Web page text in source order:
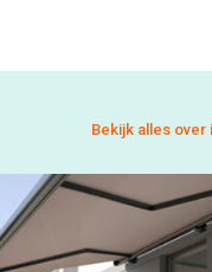
Bekijk alles